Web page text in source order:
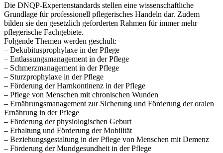
Die DNQP-Expertenstandards stellen eine wissenschaftliche
Grundlage für professionell pflegerisches Handeln dar. Zudem
bilden sie den gesetzlich geforderten Rahmen für immer mehr
pflegerische Fachgebiete.
Folgende Themen werden geschult:
– Dekubitusprophylaxe in der Pflege
– Entlassungsmanagement in der Pflege
– Schmerzmanagement in der Pflege
– Sturzprophylaxe in der Pflege
– Förderung der Harnkontinenz in der Pflege
– Pflege von Menschen mit chronischen Wunden
– Ernährungsmanagement zur Sicherung und Förderung der oralen
Ernährung in der Pflege
– Förderung der physiologischen Geburt
– Erhaltung und Förderung der Mobilität
– Beziehungsgestaltung in der Pflege von Menschen mit Demenz
– Förderung der Mundgesundheit in der Pflege